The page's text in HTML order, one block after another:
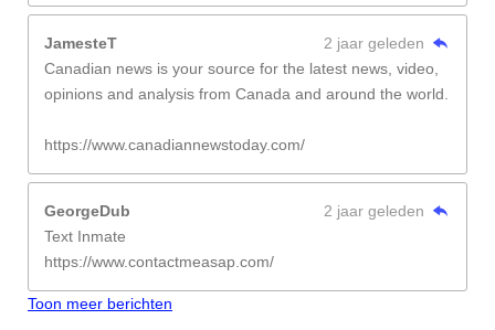
JamesteT
2 jaar geleden
Canadian news is your source for the latest news, video,
opinions and analysis from Canada and around the world.
https://www.canadiannewstoday.com/
GeorgeDub
2 jaar geleden
Text Inmate
https://www.contactmeasap.com/
Toon meer berichten